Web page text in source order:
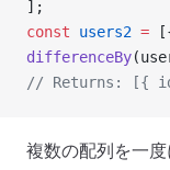
];
const users2 =
differenceBy
// Returns: [{ id:
複数の配列を一度